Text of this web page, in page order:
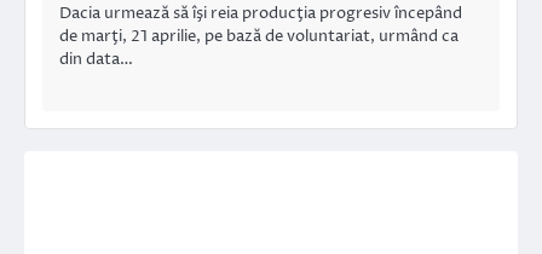
Dacia urmează să îşi reia producţia progresiv începând
de marţi, 21 aprilie, pe bază de voluntariat, urmând ca
din data…